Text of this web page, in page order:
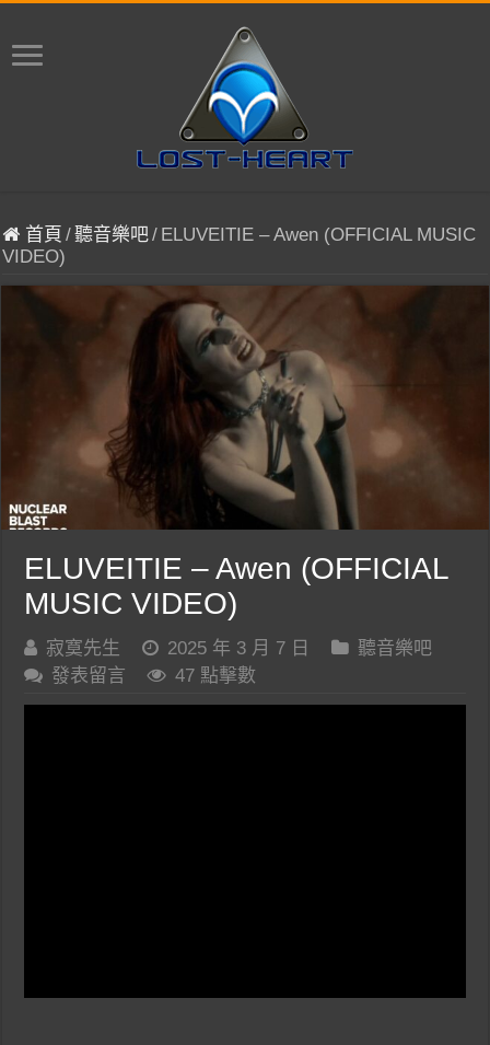
首頁 /聽音樂吧/ ELUVEITIE – Awen (OFFICIAL MUSIC
VIDEO)
ELUVEITIE – Awen (OFFICIAL
MUSIC VIDEO)
寂寞先生 2025 年 3 月 7 日
聽音樂吧
發表留言
47 點擊數